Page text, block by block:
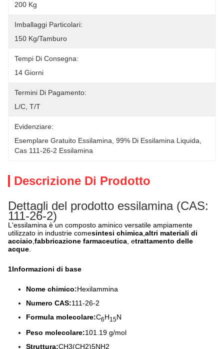
200 Kg
Imballaggi Particolari:
150 Kg/tamburo
Tempi Di Consegna:
14 Giorni
Termini Di Pagamento:
L/C, T/T
Evidenziare:
Esemplare Gratuito Essilamina 99% Di Essilamina Liquida
Cas 111-26-2 Essilamina
Descrizione Di Prodotto
Dettagli del prodotto essilamina (CAS:
111-26-2)
L'essilamina è un composto aminico versatile ampiamente
utilizzato in industrie comesintesi chimica altri materiali di
acciaio fabbricazione farmaceutica , etrattamento delle
acque
1Informazioni di base
Nome chimico:Hexilammina
Numero CAS:111-26-2
Formula molecolare:C6H15N
Peso molecolare:101.19 g/mol
Struttura:CH3(CH2)5NH2